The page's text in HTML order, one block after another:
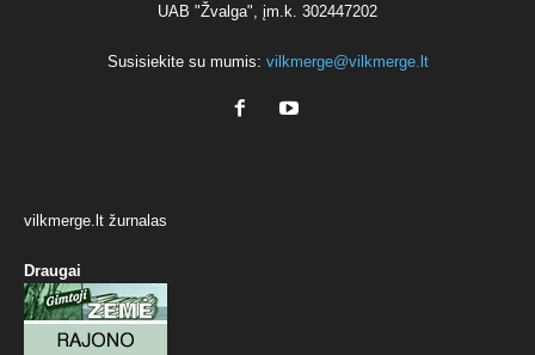
UAB "Žvalga", įm.k. 302447202
Susisiekite su mumis: vilkmerge@vilkmerge.lt
vilkmerge.lt žurnalas
Draugai